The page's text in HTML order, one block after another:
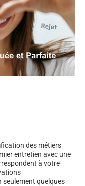
des métiers
entretien avec une
à votre
seulement quelques